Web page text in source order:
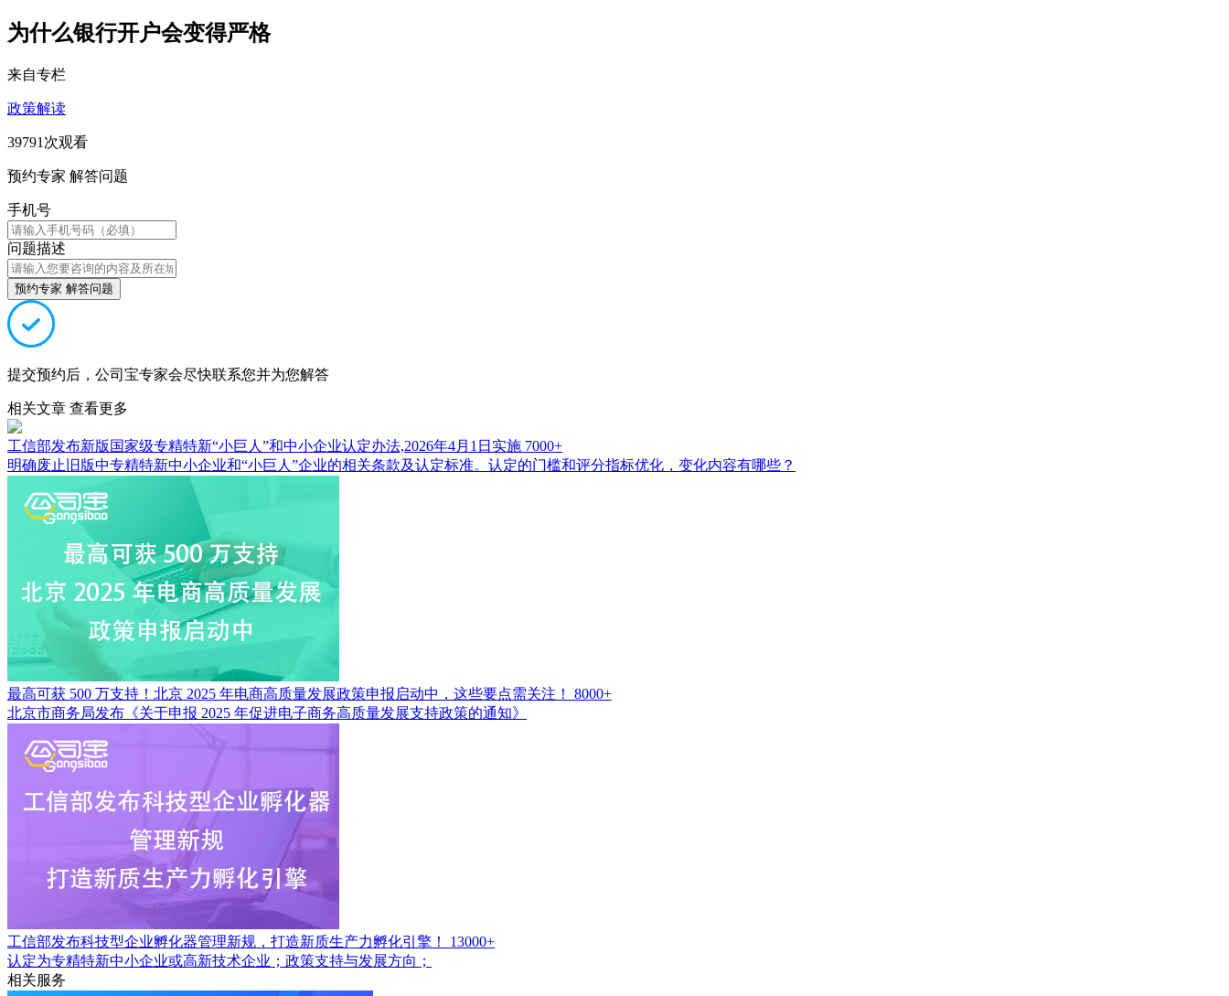
为什么银行开户会变得严格
来自专栏
政策解读
39791次观看
预约专家 解答问题
手机号
问题描述
预约专家 解答问题
提交预约后，公司宝专家会尽快联系您并为您解答
相关文章 查看更多
工信部发布新版国家级专精特新“小巨人”和中小企业认定办法,2026年4月1日实施 7000+
明确废止旧版中专精特新中小企业和“小巨人”企业的相关条款及认定标准。认定的门槛和评分指标优化，变化内容有哪些？
最高可获 500 万支持！北京 2025 年电商高质量发展政策申报启动中，这些要点需关注！
8000+
北京市商务局发布《关于申报 2025 年促进电子商务高质量发展支持政策的通知》
工信部发布科技型企业孵化器管理新规，打造新质生产力孵化引擎！
13000+
认定为专精特新中小企业或高新技术企业；政策支持与发展方向；
相关服务